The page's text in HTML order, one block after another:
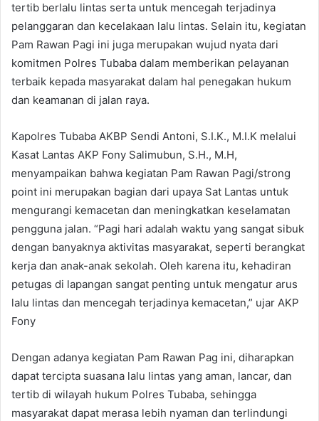
tertib berlalu lintas serta untuk mencegah terjadinya
pelanggaran dan kecelakaan lalu lintas. Selain itu, kegiatan
Pam Rawan Pagi ini juga merupakan wujud nyata dari
komitmen Polres Tubaba dalam memberikan pelayanan
terbaik kepada masyarakat dalam hal penegakan hukum
dan keamanan di jalan raya.
Kapolres Tubaba AKBP Sendi Antoni, S.I.K., M.I.K melalui
Kasat Lantas AKP Fony Salimubun, S.H., M.H,
menyampaikan bahwa kegiatan Pam Rawan Pagi/strong
point ini merupakan bagian dari upaya Sat Lantas untuk
mengurangi kemacetan dan meningkatkan keselamatan
pengguna jalan. “Pagi hari adalah waktu yang sangat sibuk
dengan banyaknya aktivitas masyarakat, seperti berangkat
kerja dan anak-anak sekolah. Oleh karena itu, kehadiran
petugas di lapangan sangat penting untuk mengatur arus
lalu lintas dan mencegah terjadinya kemacetan,” ujar AKP
Fony
Dengan adanya kegiatan Pam Rawan Pag ini, diharapkan
dapat tercipta suasana lalu lintas yang aman, lancar, dan
tertib di wilayah hukum Polres Tubaba, sehingga
masyarakat dapat merasa lebih nyaman dan terlindungi